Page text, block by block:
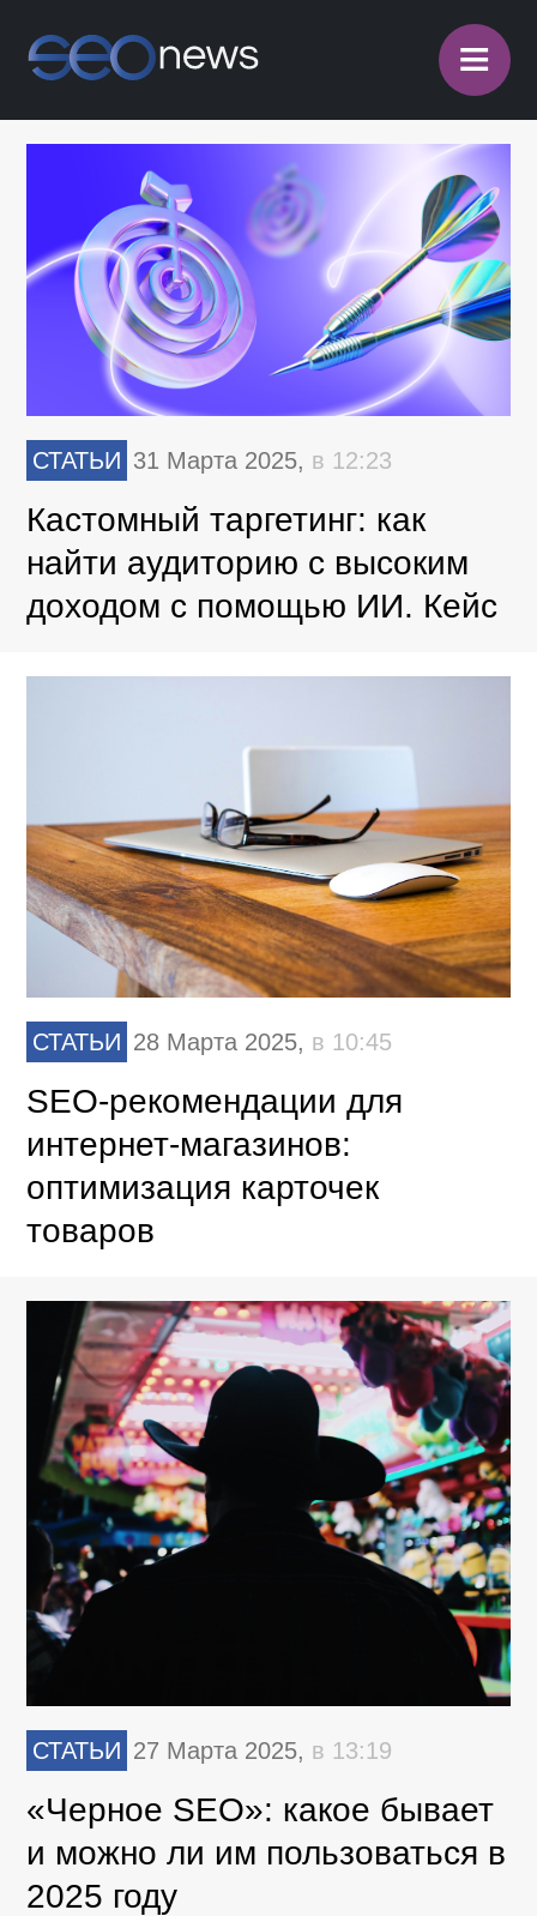
≡
СТАТЬИ 31 Марта 2025, в 12:23
Кастомный таргетинг: как
найти аудиторию с высоким
доходом с помощью ИИ. Кейс
СТАТЬИ 28 Марта 2025, в 10:45
SEO-рекомендации для
интернет-магазинов:
оптимизация карточек
товаров
СТАТЬИ 27 Марта 2025, в 13:19
«Черное SEO»: какое бывает
и можно ли им пользоваться в
2025 году